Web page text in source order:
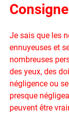
Je sais que les
ennuyeuses et
nombreuses
des yeux, des
négligence ou
presque
peuvent être